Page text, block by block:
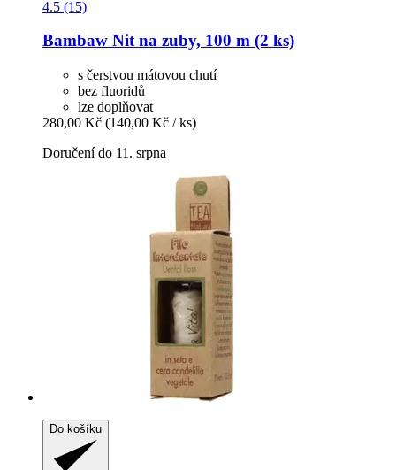
4.5 (15)
Bambaw Nit na zuby, 100 m (2 ks)
s čerstvou mátovou chutí
bez fluoridů
lze doplňovat
280,00 Kč (140,00 Kč / ks)
Doručení do 11. srpna
Do košíku